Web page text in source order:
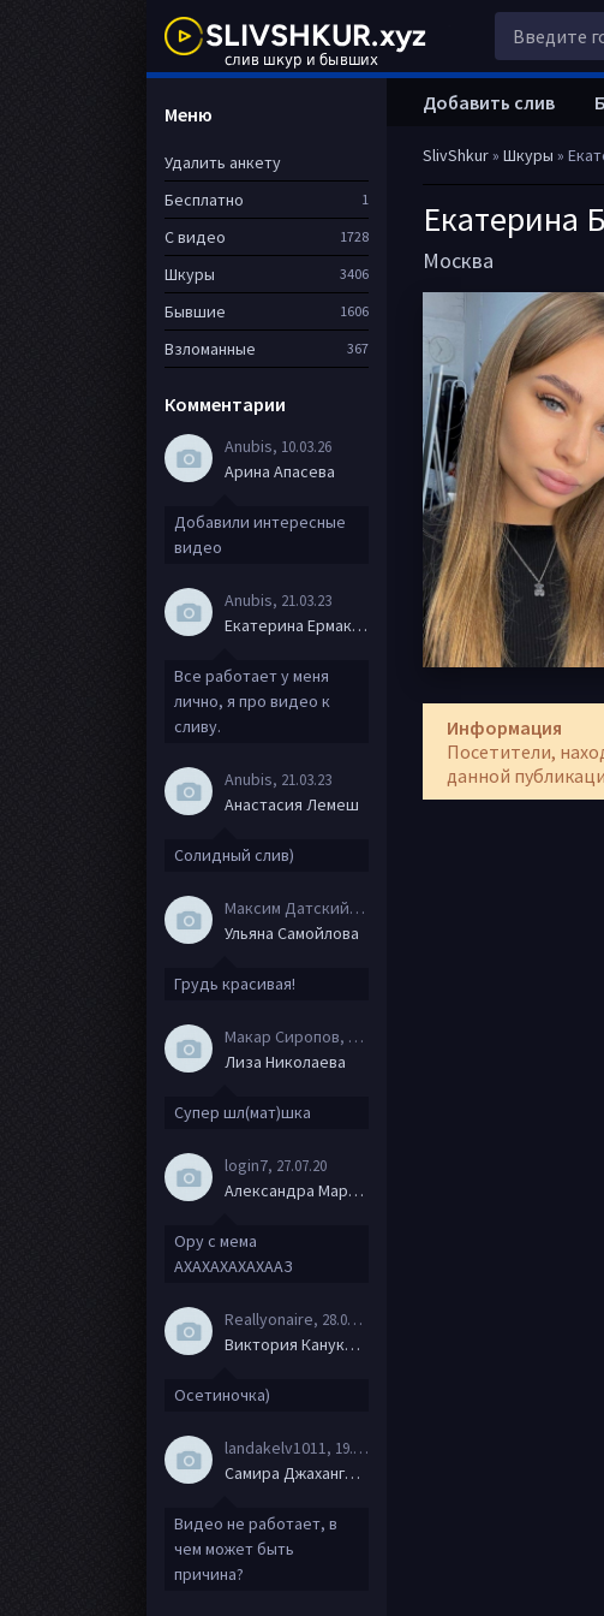
SlivShkur» Шкуры »
Екатерина
Москва
Информация
Посетители,
данной
Добавить слив
Меню
Удалить анкету
Бесплатно
1
С видео 1728
Шкуры 3406
Бывшие 1606
Взломанные 367
Комментарии
Anubis, 10.03.26
Арина Апасева
Добавили интересные
видео
Anubis, 21.03.23
Екатерина Ермакова
Все работает у меня
лично, я про видео к
сливу.
Anubis, 21.03.23
Анастасия Лемеш
Солидный слив)
Максим Датский
, 15.08.20
Ульяна Самойлова
Грудь красивая!
Макар Сиропов, 08.08.20
Лиза Николаева
Супер шл(мат)шка
login7, 27.07.20
Александра Маркова
Ору с мема
АХАХАХАХАХААЗ
Reallyonaire, 28.06.20
Виктория Канукова
Осетиночка)
landakelv1011 , 19.06.20
Самира Джахангирова
Видео не работает, в
чем может быть
причина?